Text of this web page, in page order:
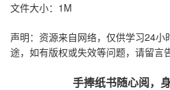
文件大小：1M
声明：资源来自网络，仅供学习24小
途，如有版权或失效等问题，请留言
手捧纸书随心阅，